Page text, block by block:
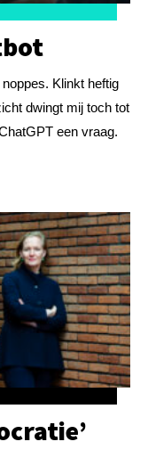
Klinkt heftig
dwingt mij toch tot
een vraag.